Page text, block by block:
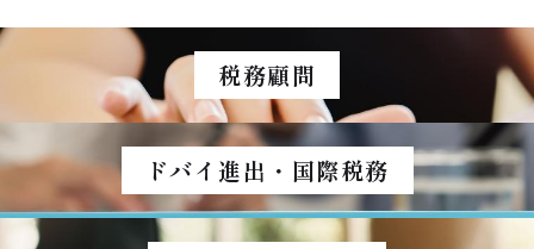
税務顧問
ドバイ進出・国際税務